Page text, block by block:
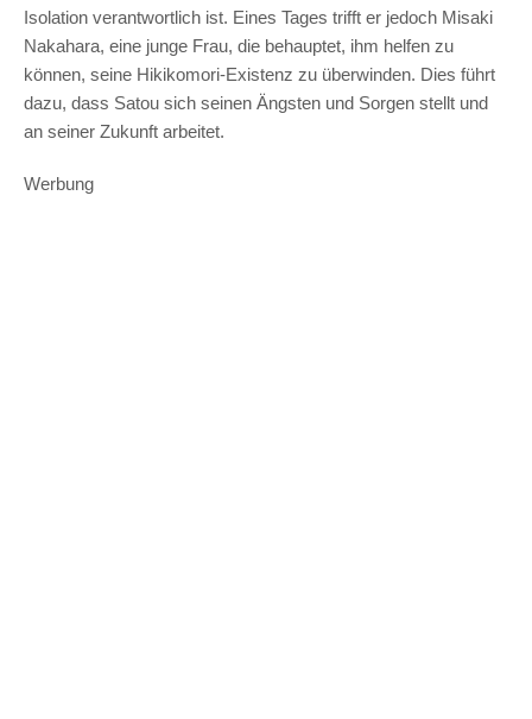
Isolation verantwortlich ist. Eines Tages trifft er jedoch Misaki
Nakahara, eine junge Frau, die behauptet, ihm helfen zu
können, seine Hikikomori-Existenz zu überwinden. Dies führt
dazu, dass Satou sich seinen Ängsten und Sorgen stellt und
an seiner Zukunft arbeitet.
Werbung